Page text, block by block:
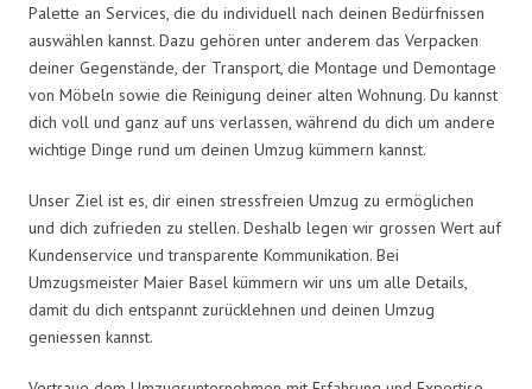
Palette an Services, die du individuell nach deinen Bedürfnissen
auswählen kannst. Dazu gehören unter anderem das Verpacken
deiner Gegenstände, der Transport, die Montage und Demontage
von Möbeln sowie die Reinigung deiner alten Wohnung. Du kannst
dich voll und ganz auf uns verlassen, während du dich um andere
wichtige Dinge rund um deinen Umzug kümmern kannst.
Unser Ziel ist es, dir einen stressfreien Umzug zu ermöglichen
und dich zufrieden zu stellen. Deshalb legen wir grossen Wert auf
Kundenservice und transparente Kommunikation. Bei
Umzugsmeister Maier Basel kümmern wir uns um alle Details,
damit du dich entspannt zurücklehnen und deinen Umzug
geniessen kannst.